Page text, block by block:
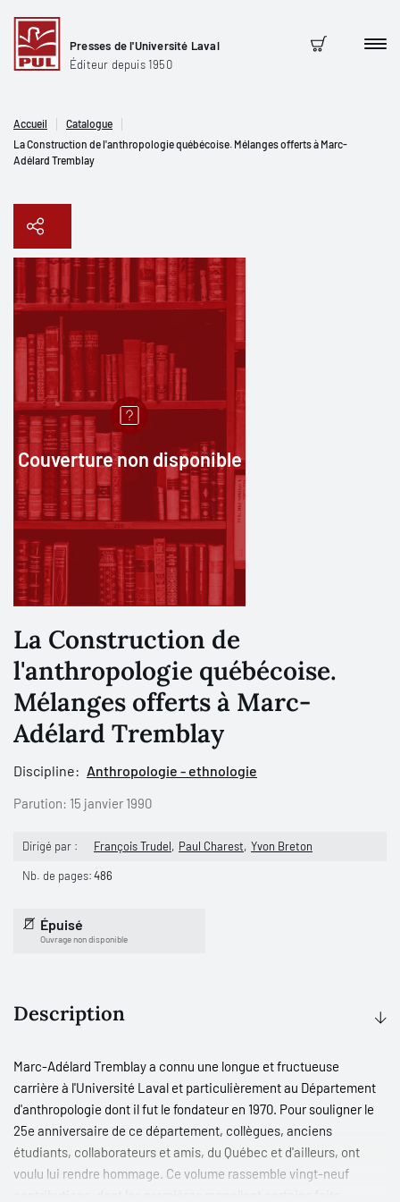
Presses de l'Université Laval
Éditeur depuis 1950
Panier
Accueil
Catalogue
La Construction de l'anthropologie québécoise. Mélanges offerts à Marc-
Adélard Tremblay
Copier le lien
Couverture non disponible
La Construction de
l'anthropologie québécoise.
Mélanges offerts à Marc-
Adélard Tremblay
Discipline: Anthropologie - ethnologie
Parution: 15 janvier 1990
Dirigé par : François Trudel Paul Charest Yvon Breton
Nb. de pages:486
Épuisé
Ouvrage non disponible
Description
Marc-Adélard Tremblay a connu une longue et fructueuse
carrière à l'Université Laval et particulièrement au Département
d'anthropologie dont il fut le fondateur en 1970. Pour souligner le
25e anniversaire de ce département, collègues, anciens
étudiants, collaborateurs et amis, du Québec et d'ailleurs, ont
voulu lui rendre hommage. Ce volume rassemble vingt-neuf